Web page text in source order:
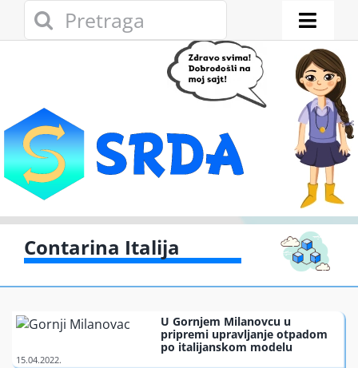
Search
for:
Toggle
Eko adresar
Eko pravo
Gde reciklirati
Zelena privreda
Contarina Italija
U Gornjem Milanovcu u
pripremi upravljanje otpadom
po italijanskom modelu